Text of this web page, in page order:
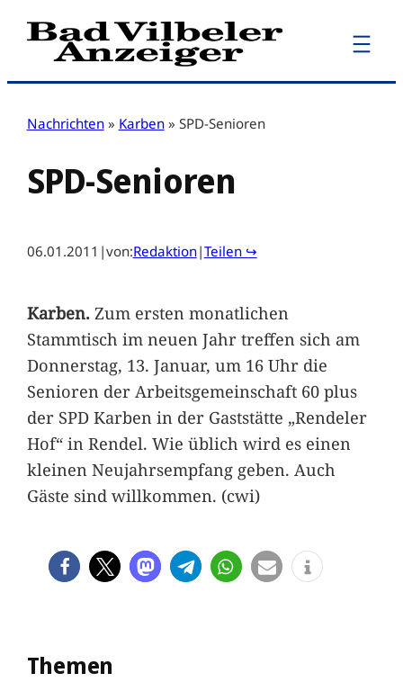
Zum
Inhalt
Nachrichten » Karben » SPD-Senioren
SPD-Senioren
06.01.2011 |von:Redaktion|Teilen ↪
Karben.Zum ersten monatlichen
Stammtisch im neuen Jahr treffen sich am
Donnerstag, 13. Januar, um 16 Uhr die
Senioren der Arbeitsgemeinschaft 60 plus
der SPD Karben in der Gaststätte „Rendeler
Hof“ in Rendel. Wie üblich wird es einen
kleinen Neujahrsempfang geben. Auch
Gäste sind willkommen. (cwi)
Themen